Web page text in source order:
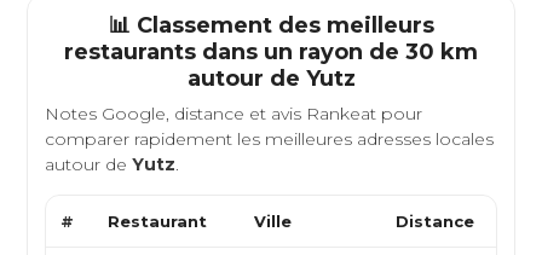
📊 Classement des meilleurs
restaurants dans un rayon de 30 km
autour de Yutz
Notes Google, distance et avis Rankeat pour
comparer rapidement les meilleures adresses locales
autour deYutz.
# Restaurant Ville Distance